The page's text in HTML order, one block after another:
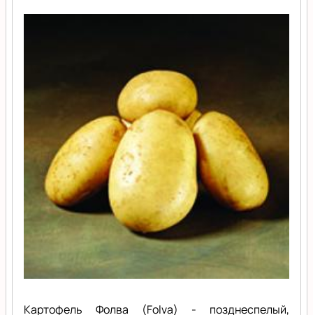
Картофель Фолва (Folva) - позднеспелый,